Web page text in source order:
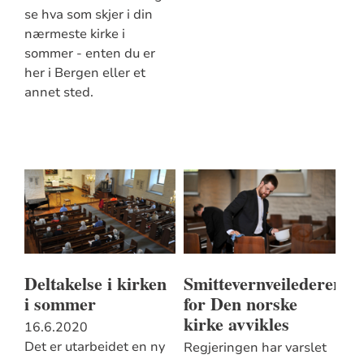
se hva som skjer i din
nærmeste kirke i
sommer - enten du er
her i Bergen eller et
annet sted.
Deltakelse i kirken
i sommer
16.6.2020
Det er utarbeidet en ny
Smittevernveilederen
for Den norske
kirke avvikles
Regjeringen har varslet